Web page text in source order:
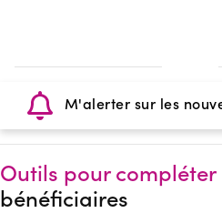
M'alerter sur les
Outils pour compléter
bénéficiaires